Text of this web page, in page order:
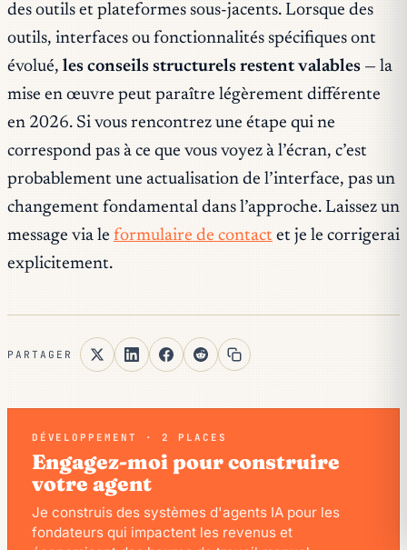
des outils et plateformes sous-jacents. Lorsque des
outils, interfaces ou fonctionnalités spécifiques ont
évolué, les conseils structurels restent valables — la
mise en œuvre peut paraître légèrement différente
en 2026. Si vous rencontrez une étape qui ne
correspond pas à ce que vous voyez à l’écran, c’est
probablement une actualisation de l’interface, pas un
changement fondamental dans l’approche. Laissez un
message via le formulaire de contact et je le corrigerai
explicitement.
PARTAGER
DÉVELOPPEMENT · 2 PLACES
Engagez-moi pour construire
votre agent
Je construis des systèmes d'agents IA pour les
fondateurs qui impactent les revenus et